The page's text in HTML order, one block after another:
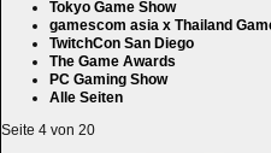
Tokyo Game Show
gamescom asia x Thailand
TwitchCon San Diego
The Game Awards
PC Gaming Show
Alle Seiten
Seite 4 von 20